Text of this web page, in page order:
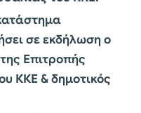
σε εκδήλωση ο
Επιτροπής
ΚΚΕ & δημοτικός